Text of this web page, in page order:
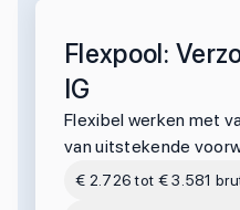
Flexpool:
IG
Flexibel werken met
van uitstekende
€ 2.726 tot € 3.581